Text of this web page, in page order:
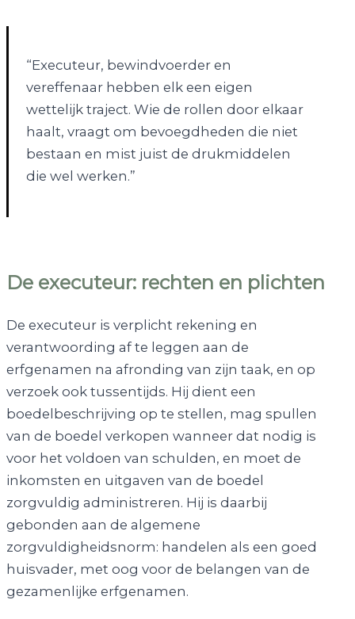
“Executeur, bewindvoerder en
vereffenaar hebben elk een eigen
wettelijk traject. Wie de rollen door elkaar
haalt, vraagt om bevoegdheden die niet
bestaan en mist juist de drukmiddelen
die wel werken.”
De executeur: rechten en plichten
De executeur is verplicht rekening en
verantwoording af te leggen aan de
erfgenamen na afronding van zijn taak, en op
verzoek ook tussentijds. Hij dient een
boedelbeschrijving op te stellen, mag spullen
van de boedel verkopen wanneer dat nodig is
voor het voldoen van schulden, en moet de
inkomsten en uitgaven van de boedel
zorgvuldig administreren. Hij is daarbij
gebonden aan de algemene
zorgvuldigheidsnorm: handelen als een goed
huisvader, met oog voor de belangen van de
gezamenlijke erfgenamen.